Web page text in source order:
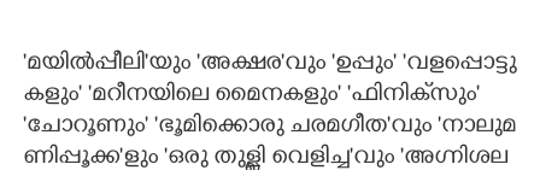
'മയിൽപ്പീലി"യും 'അക്ഷര"വും 'ഉപ്പും" 'വള​പ്പൊ​ട്ടു​
കളും" 'മറീ​ന​യിലെ മൈന​കളും" 'ഫിനി​ക്‌സും"
'ചോറൂണും" 'ഭൂമി​ക്കൊരു ചര​മ​ഗീ​ത"വും 'നാലു​മ​
ണി​പ്പൂ​ക്ക"ളും 'ഒരു തുള്ളി വെളി​ച്ച"വും 'അഗ്നിശല​